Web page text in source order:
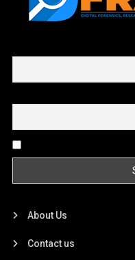
About Us
Contact us